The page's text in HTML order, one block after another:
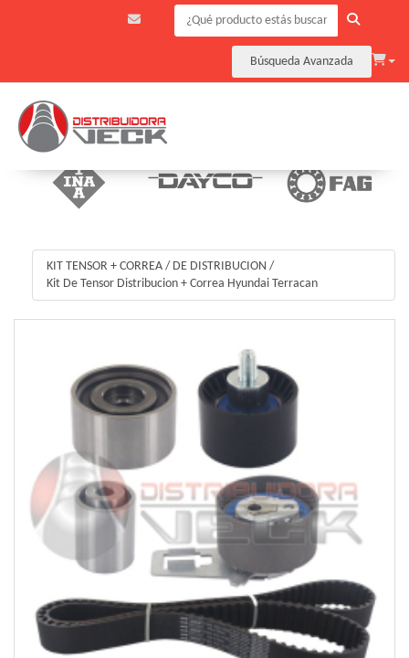
Búsqueda Avanzada
KIT TENSOR + CORREA / DE DISTRIBUCION /
Kit De Tensor Distribucion + Correa Hyundai Terracan